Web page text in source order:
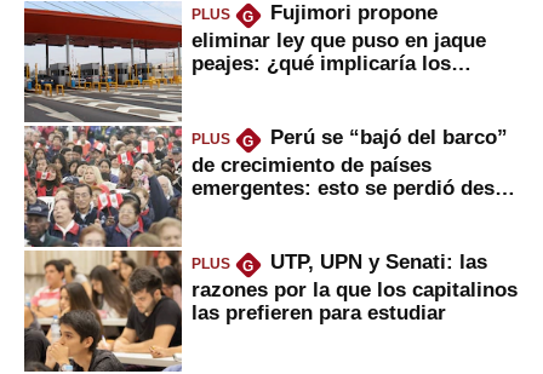
PLUS G
Fujimori propone
eliminar ley que puso en jaque
peajes: ¿qué implicaría los
PLUS G
Perú se “bajó del barco”
de crecimiento de países
emergentes: esto se perdió desde
PLUS G
UTP, UPN y Senati: las
razones por la que los capitalinos
las prefieren para estudiar